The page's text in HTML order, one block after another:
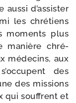
d’assister
les chré­tiens
moments plus
manière chré­
méde­cins, aux
des
des mis­sions
qui souffrent et